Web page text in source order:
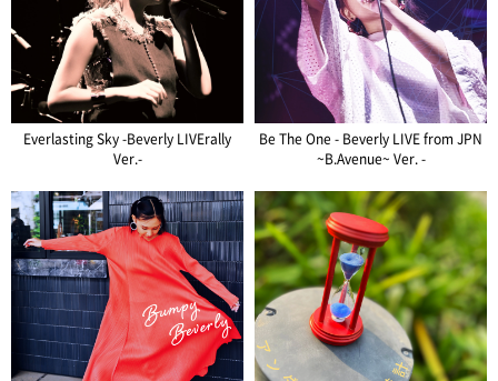
Everlasting Sky -Beverly LIVErally
Ver.-
Be The One - Beverly LIVE from JPN
~B.Avenue~ Ver. -